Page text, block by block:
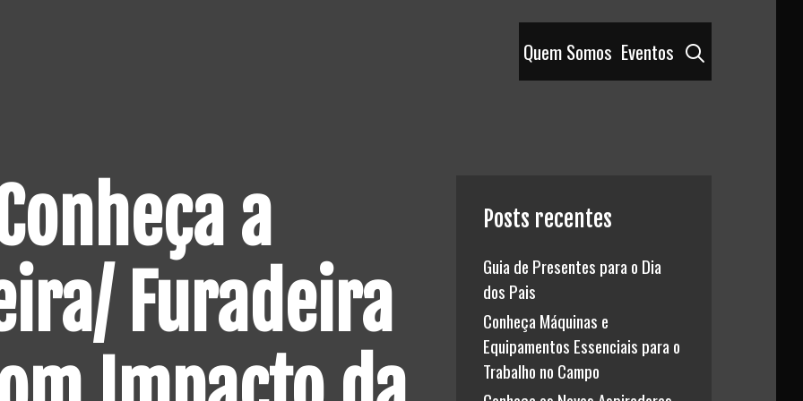
Quem Somos Eventos
a
Furadeira
Posts recentes
Guia de Presentes para o Dia
dos Pais
Conheça Máquinas e
Equipamentos Essenciais para o
Trabalho no Campo